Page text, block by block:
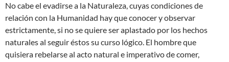
No cabe el evadirse a la Naturaleza, cuyas condiciones de
relación con la Humanidad hay que conocer y observar
estrictamente, si no se quiere ser aplastado por los hechos
naturales al seguir éstos su curso lógico. El hombre que
quisiera rebelarse al acto natural e imperativo de comer,